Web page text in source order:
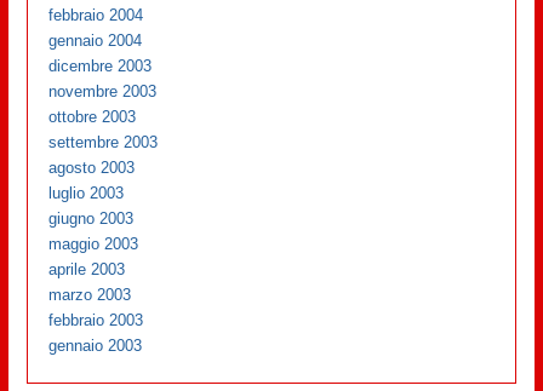
febbraio 2004
gennaio 2004
dicembre 2003
novembre 2003
ottobre 2003
settembre 2003
agosto 2003
luglio 2003
giugno 2003
maggio 2003
aprile 2003
marzo 2003
febbraio 2003
gennaio 2003